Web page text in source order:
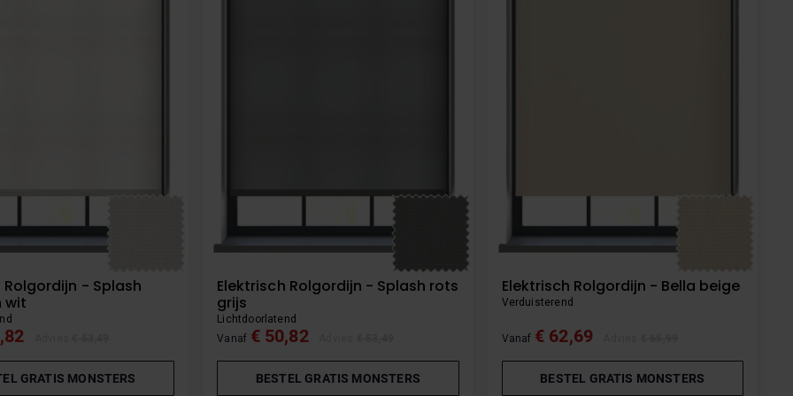
Rolgordijn - Splash
wit
GRATIS MONSTERS
Elektrisch Rolgordijn - Splash rots
grijs
Lichtdoorlatend
Vanaf € 50,82
BESTEL GRATIS MONSTERS
Elektrisch Rolgordijn - Bella beige
Verduisterend
Vanaf € 62,69
BESTEL GRATIS MONSTERS